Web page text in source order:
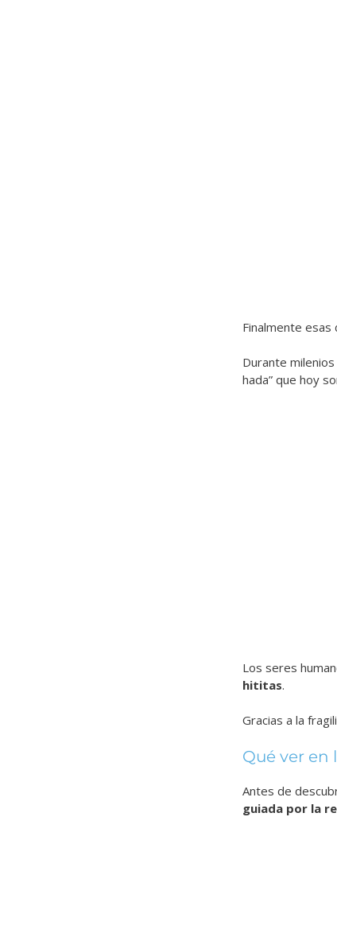
Finalmente
Durante milenios
hada” que hoy
Los seres
hititas.
Gracias a la
Qué ver en
Antes de
guiada por la